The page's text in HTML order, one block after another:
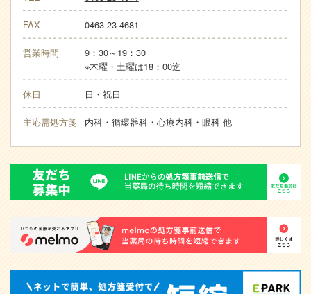
FAX 0463-23-4681
営業時間
9：30～19：30
※木曜・土曜は18：00迄
休日 日・祝日
主応需処方箋 内科・循環器科・心療内科・眼科 他